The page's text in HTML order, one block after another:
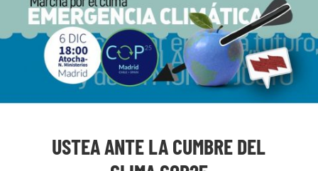
USTEA ANTE LA CUMBRE DEL